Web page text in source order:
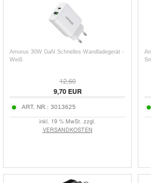
Amorus 30W GaN Schnelles Wandladegerät -
Weiß
12,60
9,70EUR
ART. NR.: 3013625
inkl. 19 % MwSt. zzgl.
VERSANDKOSTEN